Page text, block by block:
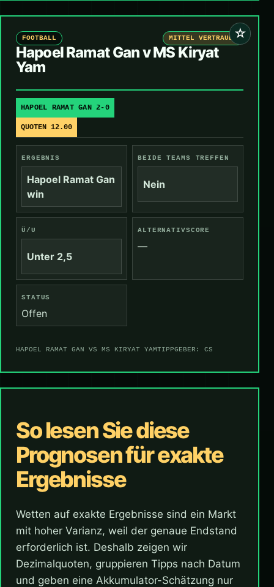
☆
FOOTBALL MITTEL VERTRAUEN
Hapoel Ramat Gan v MS Kiryat
Yam
HAPOEL RAMAT GAN 2-0
QUOTEN 12.00
ERGEBNIS
Hapoel Ramat Gan
win
BEIDE TEAMS TREFFEN
Nein
Ü/U
Unter 2,5
ALTERNATIVSCORE
—
STATUS
Offen
HAPOEL RAMAT GAN VS MS KIRYAT YAMTIPPGEBER: CS
So lesen Sie diese
Prognosen für exakte
Ergebnisse
Wetten auf exakte Ergebnisse sind ein Markt
mit hoher Varianz, weil der genaue Endstand
erforderlich ist. Deshalb zeigen wir
Dezimalquoten, gruppieren Tipps nach Datum
und geben eine Akkumulator-Schätzung nur